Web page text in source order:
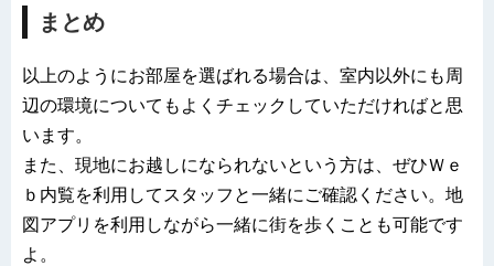
まとめ
以上のようにお部屋を選ばれる場合は、室内以外にも周
辺の環境についてもよくチェックしていただければと思
います。
また、現地にお越しになられないという方は、ぜひＷｅ
ｂ内覧を利用してスタッフと一緒にご確認ください。地
図アプリを利用しながら一緒に街を歩くことも可能です
よ。